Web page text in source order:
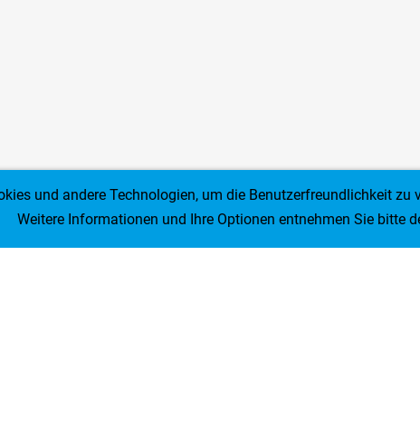
und andere Technologien, um die Benutzerfreundlichkeit
Weitere Informationen und Ihre Optionen entnehmen Sie bitte